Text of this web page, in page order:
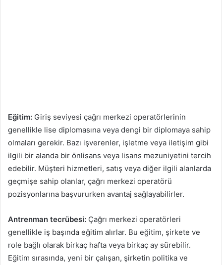
Eğitim: Giriş seviyesi çağrı merkezi operatörlerinin
genellikle lise diplomasına veya dengi bir diplomaya sahip
olmaları gerekir. Bazı işverenler, işletme veya iletişim gibi
ilgili bir alanda bir önlisans veya lisans mezuniyetini tercih
edebilir. Müşteri hizmetleri, satış veya diğer ilgili alanlarda
geçmişe sahip olanlar, çağrı merkezi operatörü
pozisyonlarına başvururken avantaj sağlayabilirler.
Antrenman tecrübesi: Çağrı merkezi operatörleri
genellikle iş başında eğitim alırlar. Bu eğitim, şirkete ve
role bağlı olarak birkaç hafta veya birkaç ay sürebilir.
Eğitim sırasında, yeni bir çalışan, şirketin politika ve